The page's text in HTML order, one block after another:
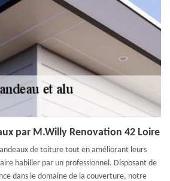
par M.Willy Renovation 42 Loire
de toiture tout en améliorant leurs
habiller par un professionnel. Disposant de
dans le domaine de la couverture, notre